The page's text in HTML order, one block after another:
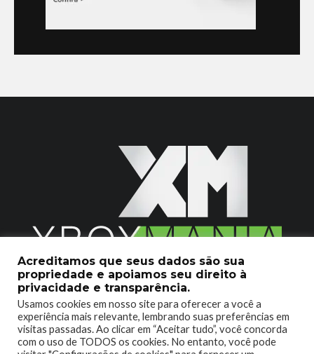
2020 © Xboxmania. Todos os Direitos Reservados.
SOBRE O XBOX MANIA CONTATO
ENCONTROU UM PROBLEMA?
Acreditamos que seus dados são sua
propriedade e apoiamos seu direito à
privacidade e transparência.
Usamos cookies em nosso site para oferecer a você a
experiência mais relevante, lembrando suas preferências em
visitas passadas. Ao clicar em “Aceitar tudo”, você concorda
com o uso de TODOS os cookies. No entanto, você pode